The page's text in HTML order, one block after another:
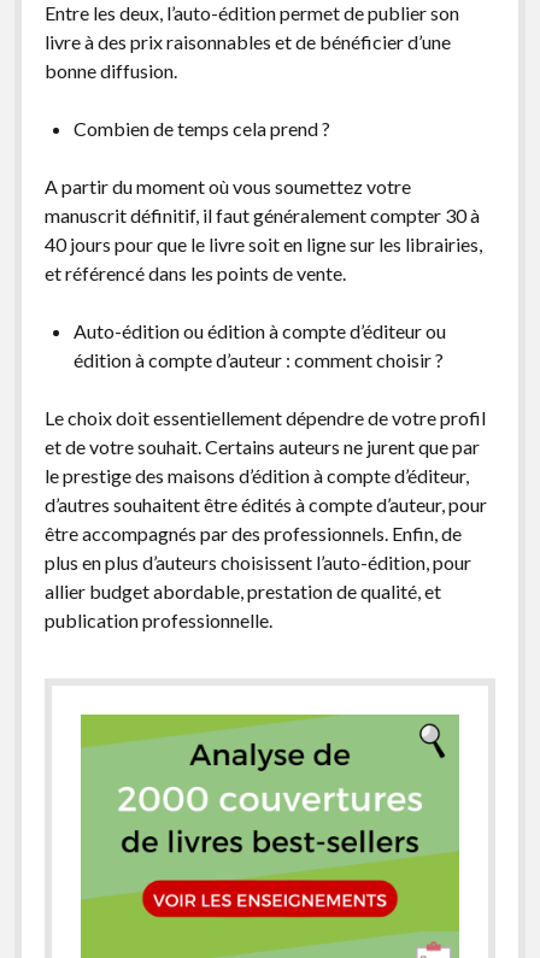
Entre les deux, l’auto-édition permet de publier son
livre à des prix raisonnables et de bénéficier d’une
bonne diffusion.
Combien de temps cela prend ?
A partir du moment où vous soumettez votre
manuscrit définitif, il faut généralement compter 30 à
40 jours pour que le livre soit en ligne sur les librairies,
et référencé dans les points de vente.
Auto-édition ou édition à compte d’éditeur ou
édition à compte d’auteur : comment choisir ?
Le choix doit essentiellement dépendre de votre profil
et de votre souhait. Certains auteurs ne jurent que par
le prestige des maisons d’édition à compte d’éditeur,
d’autres souhaitent être édités à compte d’auteur, pour
être accompagnés par des professionnels. Enfin, de
plus en plus d’auteurs choisissent l’auto-édition, pour
allier budget abordable, prestation de qualité, et
publication professionnelle.